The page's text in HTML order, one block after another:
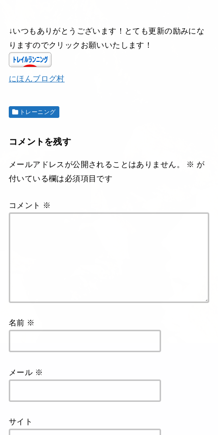
↓いつもありがとうございます！とても更新の励みにな
りますのでクリックお願いいたします！
にほんブログ村
トレーニング
コメントを残す
メールアドレスが公開されることはありません。 ※ が
付いている欄は必須項目です
コメント ※
名前 ※
メール ※
サイト